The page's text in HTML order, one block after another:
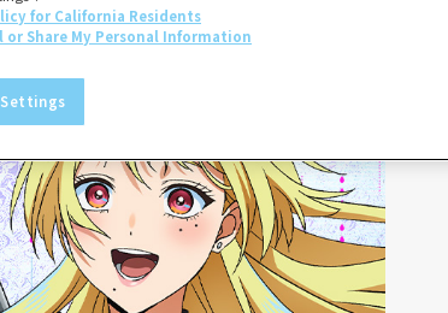
for California Residents
or Share My Personal Information